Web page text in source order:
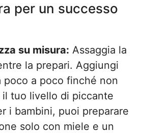
per un successo
su misura: Assaggia la
la prepari. Aggiungi
poco a poco finché non
il tuo livello di piccante
i bambini, puoi preparare
solo con miele e un